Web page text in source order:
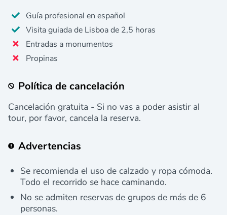
Guía profesional en español
Visita guiada de Lisboa de 2,5 horas
Entradas a monumentos
Propinas
Política de cancelación
Cancelación gratuita - Si no vas a poder asistir al
tour, por favor, cancela la reserva.
Advertencias
Se recomienda el uso de calzado y ropa cómoda.
Todo el recorrido se hace caminando.
No se admiten reservas de grupos de más de 6
personas.